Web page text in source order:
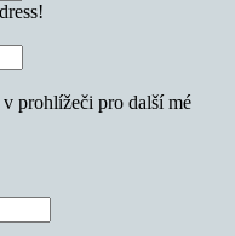
prohlížeči pro další mé